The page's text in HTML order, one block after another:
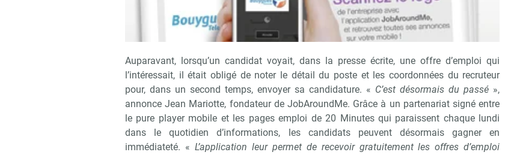
Auparavant, lorsqu’un candidat voyait, dans la presse écrite, une offre d’emploi qui
l’intéressait, il était obligé de noter le détail du poste et les coordonnées du recruteur
pour, dans un second temps, envoyer sa candidature. « C’est désormais du passé »,
annonce Jean Mariotte, fondateur de JobAroundMe. Grâce à un partenariat signé entre
le pure player mobile et les pages emploi de 20 Minutes qui paraissent chaque lundi
dans le quotidien d’informations, les candidats peuvent désormais gagner en
immédiateté. « L’application leur permet de recevoir gratuitement les offres d’emploi